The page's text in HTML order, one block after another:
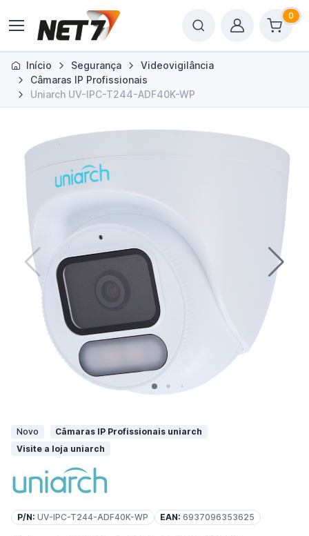
0
Início Segurança
Videovigilância
Câmaras IP Profissionais
Uniarch UV-IPC-T244-ADF40K-WP
Novo
Câmaras IP Profissionais uniarch
Visite a loja uniarch
P/N: UV-IPC-T244-ADF40K-WP EAN: 6937096353625